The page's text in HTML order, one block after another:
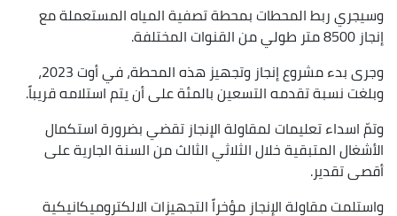
وسيجري ربط المحطات بمحطة تصفية المياه المستعملة مع
إنجاز 8500 متر طولي من القنوات المختلفة.
وجرى بدء مشروع إنجاز وتجهيز هذه المحطة، في أوت 2023،
وبلغت نسبة تقدمه التسعين بالمئة على أن يتم استلامه قريباً.
وتمّ اسداء تعليمات لمقاولة الإنجاز تقضي بضرورة استكمال
الأشغال المتبقية خلال الثلاثي الثالث من السنة الجارية على
أقصى تقدير.
واستلمت مقاولة الإنجاز مؤخراً التجهيزات الالكتروميكانيكية